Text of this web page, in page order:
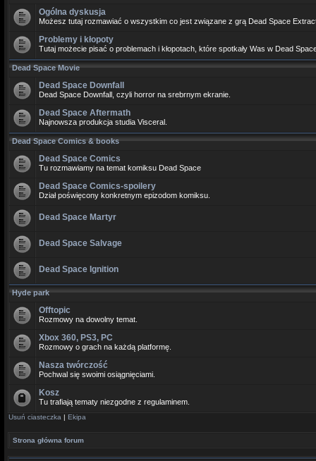
Ogólna dyskusja
Możesz tutaj rozmawiać o wszystkim co jest związane z grą Dead Space
Problemy i kłopoty
Tutaj możecie pisać o problemach i kłopotach, które spotkały Was w Dead
Dead Space Movie
Dead Space Downfall
Dead Space Downfall, czyli horror na srebrnym ekranie.
Dead Space Aftermath
Najnowsza produkcja studia Visceral.
Dead Space Comics & books
Dead Space Comics
Tu rozmawiamy na temat komiksu Dead Space
Dead Space Comics-spoilery
Dział poświęcony konkretnym epizodom komiksu.
Dead Space Martyr
Dead Space Salvage
Dead Space Ignition
Hyde park
Offtopic
Rozmowy na dowolny temat.
Xbox 360, PS3, PC
Rozmowy o grach na każdą platformę.
Nasza twórczość
Pochwal się swoimi osiągnięciami.
Kosz
Tu trafiają tematy niezgodne z regulaminem.
Usuń ciasteczka | Ekipa
Strona główna forum